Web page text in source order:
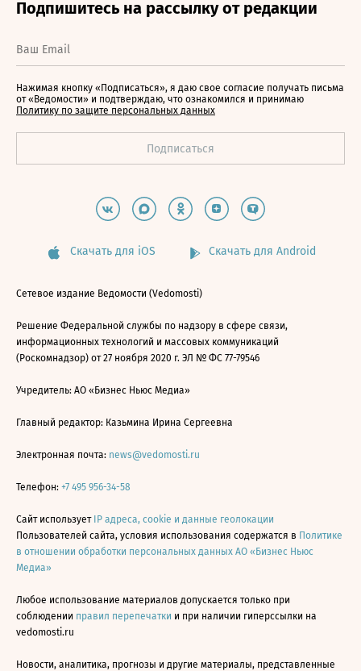
Нажимая кнопку «Подписаться», я даю свое согласие получать письма
от «Ведомости» и подтверждаю, что ознакомился и принимаю
Политику по защите персональных данных
Скачать для iOS Скачать для Android
Сетевое издание Ведомости (Vedomosti)
Решение Федеральной службы по надзору в сфере связи,
информационных технологий и массовых коммуникаций
(Роскомнадзор) от 27 ноября 2020 г. ЭЛ № ФС 77-79546
Учредитель: АО «Бизнес Ньюс Медиа»
Главный редактор: Казьмина Ирина Сергеевна
Электронная почта: news@vedomosti.ru
Телефон: +7 495 956-34-58
Сайт использует IP адреса, cookie и данные геолокации
Пользователей сайта, условия использования содержатся в Политике
в отношении обработки персональных данных АО «Бизнес Ньюс
Медиа»
Любое использование материалов допускается только при
соблюдении правил перепечатки и при наличии гиперссылки на
vedomosti.ru
Новости, аналитика, прогнозы и другие материалы, представленные